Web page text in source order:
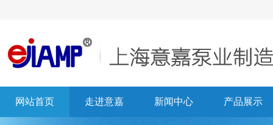
网站首页 走进意嘉 新闻中心 产品展示